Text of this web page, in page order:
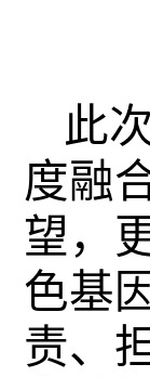
此
度融
望，
色基
责、